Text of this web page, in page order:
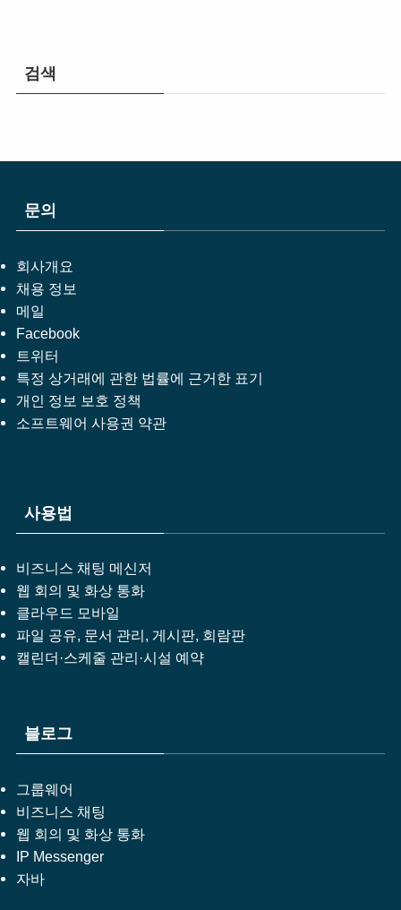
검색
문의
회사개요
채용 정보
메일
Facebook
트위터
특정 상거래에 관한 법률에 근거한 표기
개인 정보 보호 정책
소프트웨어 사용권 약관
사용법
비즈니스 채팅 메신저
웹 회의 및 화상 통화
클라우드 모바일
파일 공유, 문서 관리, 게시판, 회람판
캘린더·스케줄 관리·시설 예약
블로그
그룹웨어
비즈니스 채팅
웹 회의 및 화상 통화
IP Messenger
자바